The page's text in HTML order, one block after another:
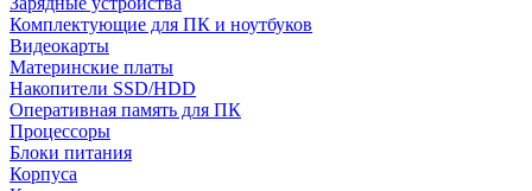
Комплектующие для ПК и ноутбуков
Видеокарты
Материнские платы
Накопители SSD/HDD
Оперативная память для ПК
Процессоры
Блоки питания
Корпуса